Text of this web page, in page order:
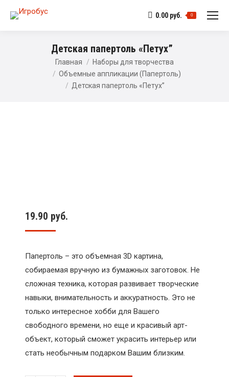
0.00 руб. 0
Детская папертоль «Петух”
Главная
Наборы для творчества
Объемные аппликации (Папертоль)
Детская папертоль «Петух”
19.90 руб.
Папертоль – это объемная 3D картина,
собираемая вручную из бумажных заготовок. Не
сложная техника, которая развивает творческие
навыки, внимательность и аккуратность. Это не
только интересное хобби для Вашего
свободного времени, но еще и красивый арт-
объект, который сможет украсить интерьер или
стать необычным подарком Вашим близким.